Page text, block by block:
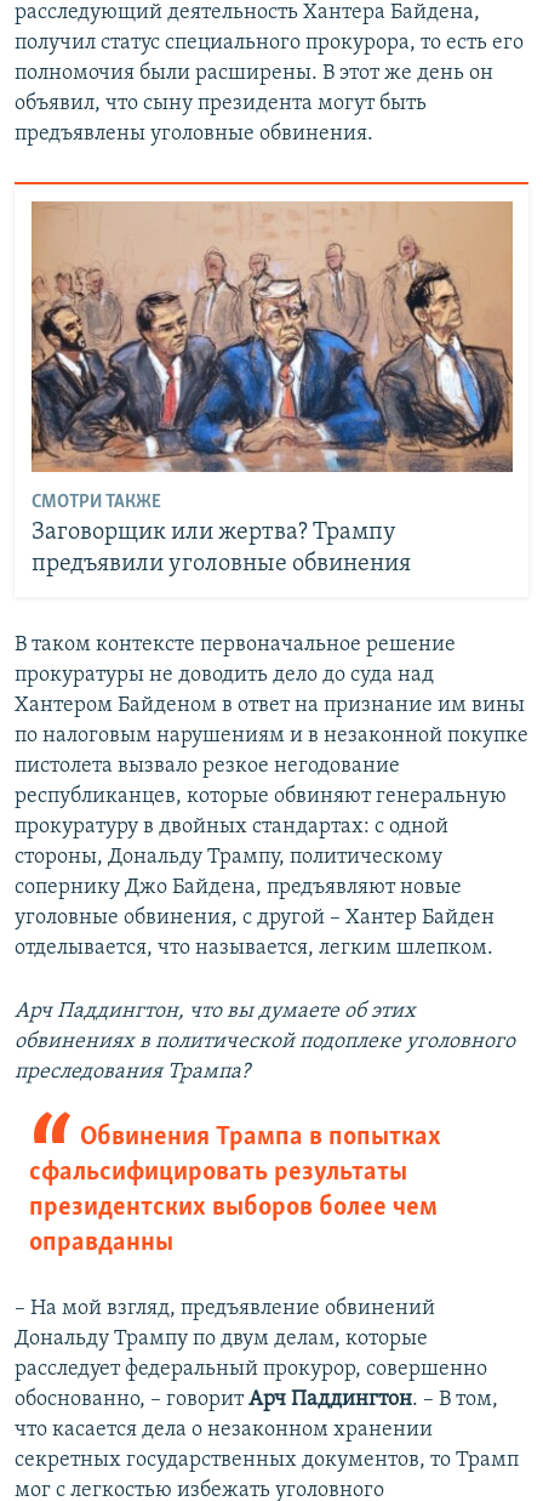
расследующий деятельность Хантера Байдена,
получил статус специального прокурора, то есть его
полномочия были расширены. В этот же день он
объявил, что сыну президента могут быть
предъявлены уголовные обвинения.
СМОТРИ ТАКЖЕ
Заговорщик или жертва? Трампу
предъявили уголовные обвинения
В таком контексте первоначальное решение
прокуратуры не доводить дело до суда над
Хантером Байденом в ответ на признание им вины
по налоговым нарушениям и в незаконной покупке
пистолета вызвало резкое негодование
республиканцев, которые обвиняют генеральную
прокуратуру в двойных стандартах: с одной
стороны, Дональду Трампу, политическому
сопернику Джо Байдена, предъявляют новые
уголовные обвинения, с другой – Хантер Байден
отделывается, что называется, легким шлепком.
Арч Паддингтон, что вы думаете об этих
обвинениях в политической подоплеке уголовного
преследования Трампа?
Обвинения Трампа в попытках
сфальсифицировать результаты
президентских выборов более чем
оправданны
– На мой взгляд, предъявление обвинений
Дональду Трампу по двум делам, которые
расследует федеральный прокурор, совершенно
обоснованно, – говоритАрч Паддингтон. – В том,
что касается дела о незаконном хранении
секретных государственных документов, то Трамп
мог с легкостью избежать уголовного